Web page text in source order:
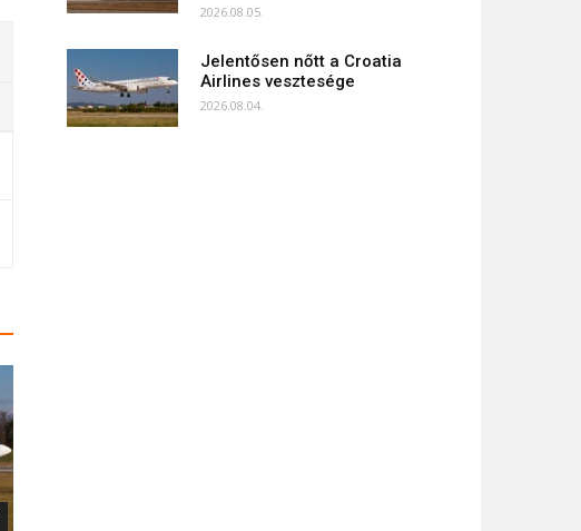
2026.08.05.
Jelentősen nőtt a Croatia
Airlines vesztesége
2026.08.04.